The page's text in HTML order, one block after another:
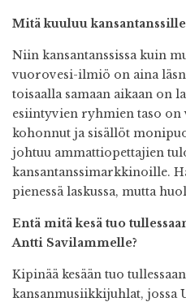
Mitä kuuluu kansantanssille
Niin kansantanssissa kuin
vuorovesi-ilmiö on aina
toisaalla samaan aikaan on
esiintyvien ryhmien taso on
kohonnut ja sisällöt
johtuu ammattiopettajien
kansantanssimarkkinoille.
pienessä laskussa, mutta
Entä mitä kesä tuo
Antti Savilammelle?
Kipinää kesään tuo
kansanmusiikkijuhlat, jossa